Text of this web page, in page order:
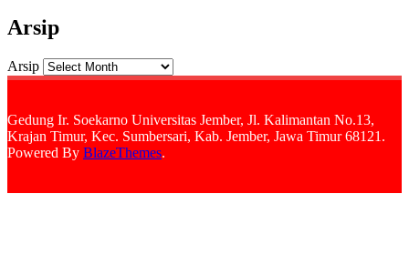
Arsip
Arsip
Gedung Ir. Soekarno Universitas Jember, Jl. Kalimantan No.13,
Krajan Timur, Kec. Sumbersari, Kab. Jember, Jawa Timur 68121.
Powered By BlazeThemes.